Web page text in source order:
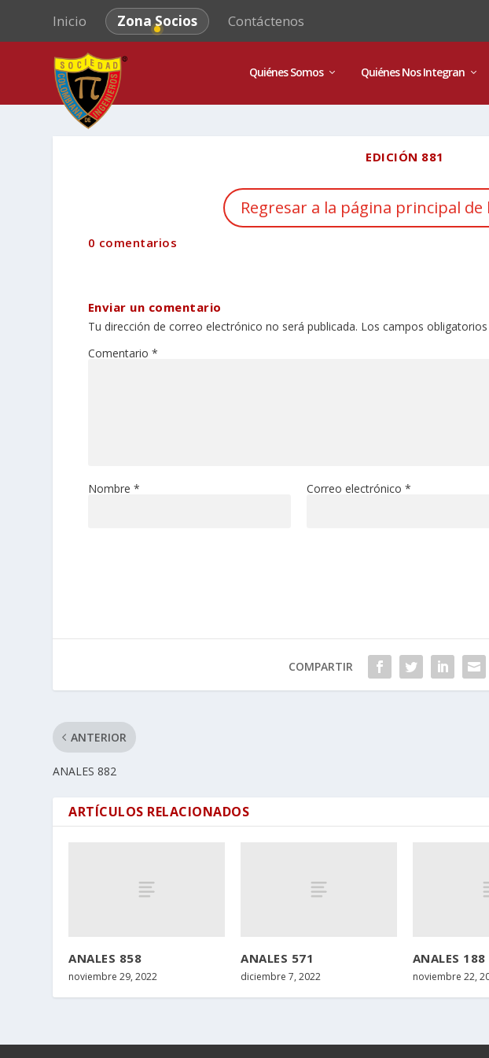
Inicio Zona Socios Contáctenos
Quiénes Somos Quiénes Nos Integran
EDICIÓN 881
Regresar a la página principal de
0 comentarios
Enviar un comentario
Tu dirección de correo electrónico no será publicada. Los campos
Comentario *
Nombre * Correo electrónico*
COMPARTIR
ANTERIOR
ANALES 882
ARTÍCULOS RELACIONADOS
ANALES 858
noviembre 29, 2022
ANALES 571
diciembre 7, 2022
ANALES 188
noviembre 22,